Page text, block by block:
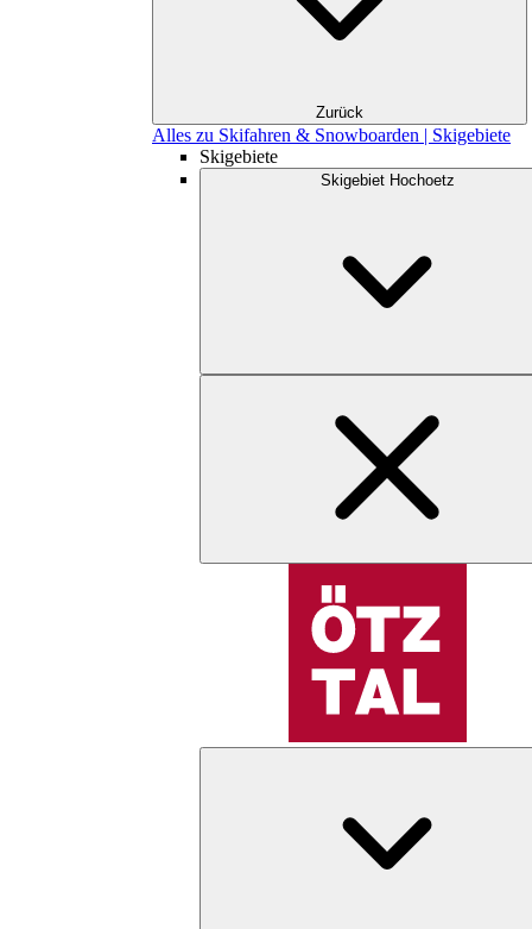
Zurück
Alles zu Skifahren & Snowboarden | Skigebiete
Skigebiete
Skigebiet Hochoetz